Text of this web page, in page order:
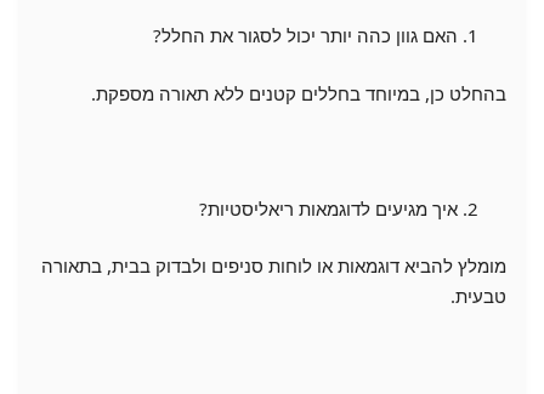
האם גוון כהה יותר יכול לסגור את החלל?
בהחלט כן, במיוחד בחללים קטנים ללא תאורה מספקת.
איך מגיעים לדוגמאות ריאליסטיות?
מומלץ להביא דוגמאות או לוחות סניפים ולבדוק בבית, בתאורה
טבעית.